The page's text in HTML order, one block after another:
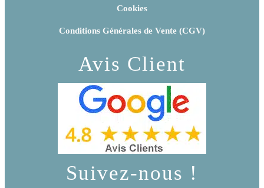
Cookies
Conditions Générales de Vente (CGV)
Avis Client
Suivez-nous !